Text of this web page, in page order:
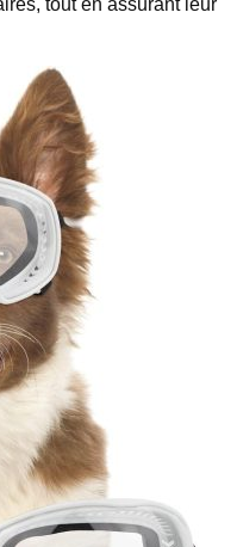
tout en assurant leur